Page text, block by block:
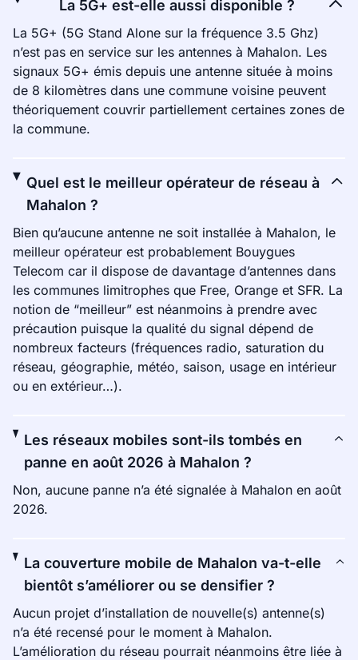
La 5G+ est-elle aussi disponible ?
La 5G+ (5G Stand Alone sur la fréquence 3.5 Ghz)
n’est pas en service sur les antennes à Mahalon. Les
signaux 5G+ émis depuis une antenne située à moins
de 8 kilomètres dans une commune voisine peuvent
théoriquement couvrir partiellement certaines zones de
la commune.
Quel est le meilleur opérateur de réseau à
Mahalon ?
Bien qu’aucune antenne ne soit installée à Mahalon, le
meilleur opérateur est probablement Bouygues
Telecom car il dispose de davantage d’antennes dans
les communes limitrophes que Free, Orange et SFR. La
notion de “meilleur” est néanmoins à prendre avec
précaution puisque la qualité du signal dépend de
nombreux facteurs (fréquences radio, saturation du
réseau, géographie, météo, saison, usage en intérieur
ou en extérieur…).
Les réseaux mobiles sont-ils tombés en
panne en août 2026 à Mahalon ?
Non, aucune panne n’a été signalée à Mahalon en août
2026.
La couverture mobile de Mahalon va-t-elle
bientôt s’améliorer ou se densifier ?
Aucun projet d’installation de nouvelle(s) antenne(s)
n’a été recensé pour le moment à Mahalon.
L’amélioration du réseau pourrait néanmoins être liée à